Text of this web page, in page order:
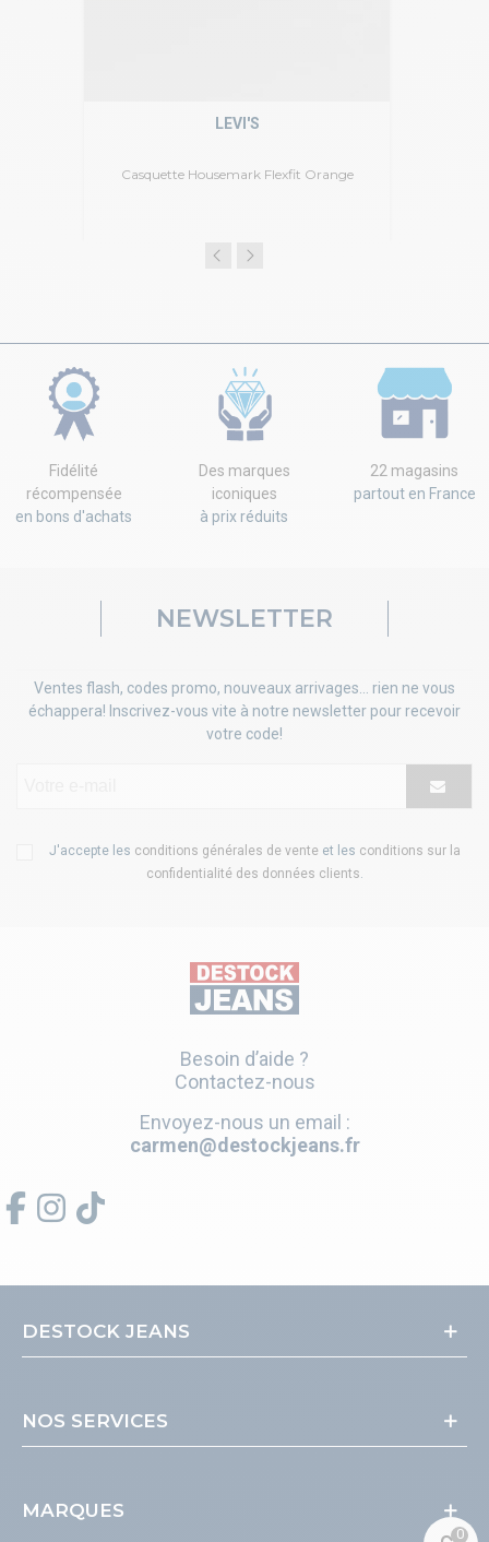
Casquette Housemark Flexfit Orange
LEVI'S
Fidélité
récompensée
en bons d'achats
Des marques
iconiques
à prix réduits
22 magasins
partout en France
NEWSLETTER
Ventes flash, codes promo, nouveaux arrivages... rien ne vous
échappera! Inscrivez-vous vite à notre newsletter pour recevoir
votre code!
J'accepte les conditions générales de vente et les conditions sur la
confidentialité des données clients
Besoin d’aide ?
Contactez-nous
Envoyez-nous un email :
carmen@destockjeans.fr
DESTOCK JEANS
NOS SERVICES
MARQUES
0